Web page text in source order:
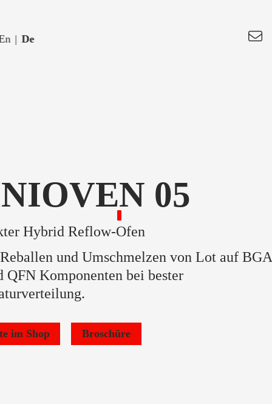
| De
N 05
Hybrid Reflow-Ofen
und Umschmelzen von Lot auf
QFN Komponenten bei bester
im Shop Broschüre